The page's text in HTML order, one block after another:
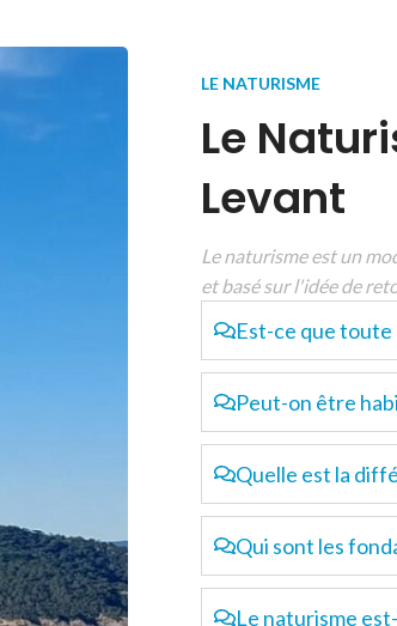
LE NATURISME
Le
Levant
Le naturisme est un
et basé sur l'idée de
Est-ce que
Peut-on être
Quelle est la
Qui sont les
Le naturisme